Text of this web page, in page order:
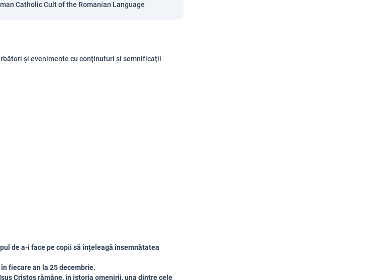
Catholic Cult of the Romanian Language
și evenimente cu conținuturi și semnificații
de a-i face pe copii să înțeleagă însemnătatea
fiecare an la 25 decembrie.
Cristos rămâne, în istoria omenirii, una dintre cele